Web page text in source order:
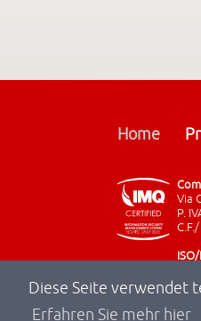
Diese Seite verwendet
Erfahren Sie mehr hier
Home
Via
P.